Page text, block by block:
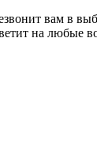
вам в
на любые